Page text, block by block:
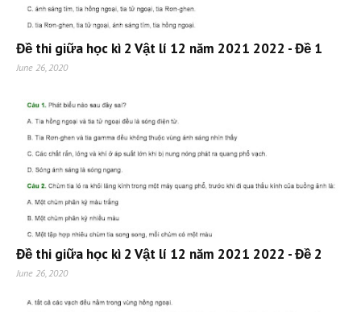
Đề thi giữa học kì 2 Vật lí 12 năm 2021 2022 - Đề 1
June 26, 2020
Đề thi giữa học kì 2 Vật lí 12 năm 2021 2022 - Đề 2
June 26, 2020